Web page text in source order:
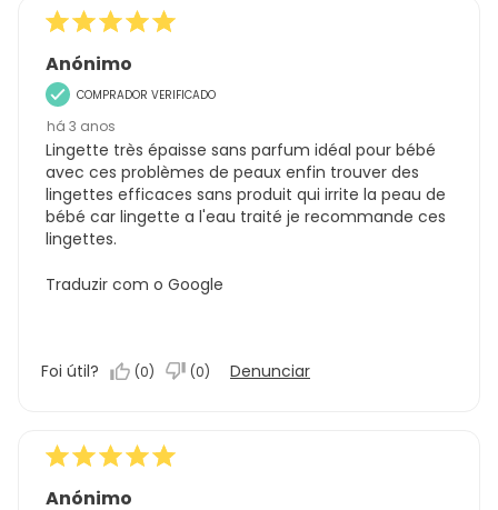
Anónimo
COMPRADOR VERIFICADO
há 3 anos
Lingette très épaisse sans parfum idéal pour bébé
avec ces problèmes de peaux enfin trouver des
lingettes efficaces sans produit qui irrite la peau de
bébé car lingette a l'eau traité je recommande ces
lingettes.
Traduzir com o Google
Foi útil? (0) (0) Denunciar
Anónimo